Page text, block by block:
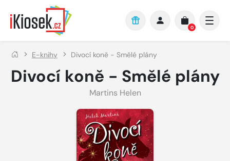
Přejít na hlavní obsah
0
E-knihy Divocí koně - Smělé plány
Divocí koně - Smělé plány
Martins Helen